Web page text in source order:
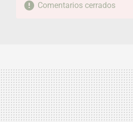
Comentarios cerrados